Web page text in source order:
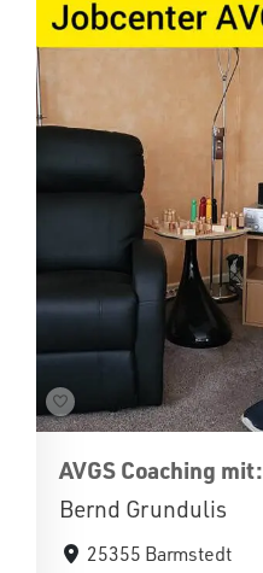
AVGS Coaching mit:
Bernd Grundulis
25355 Barmstedt